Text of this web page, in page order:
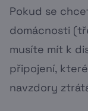
Pokud se
domácnosti
musíte mít k
připojení,
navzdory